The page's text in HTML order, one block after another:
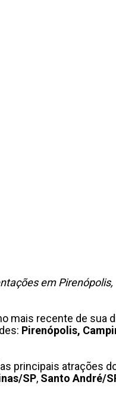
em
mais recente de sua
Pirenópolis,
principais atrações
SP, Santo André/